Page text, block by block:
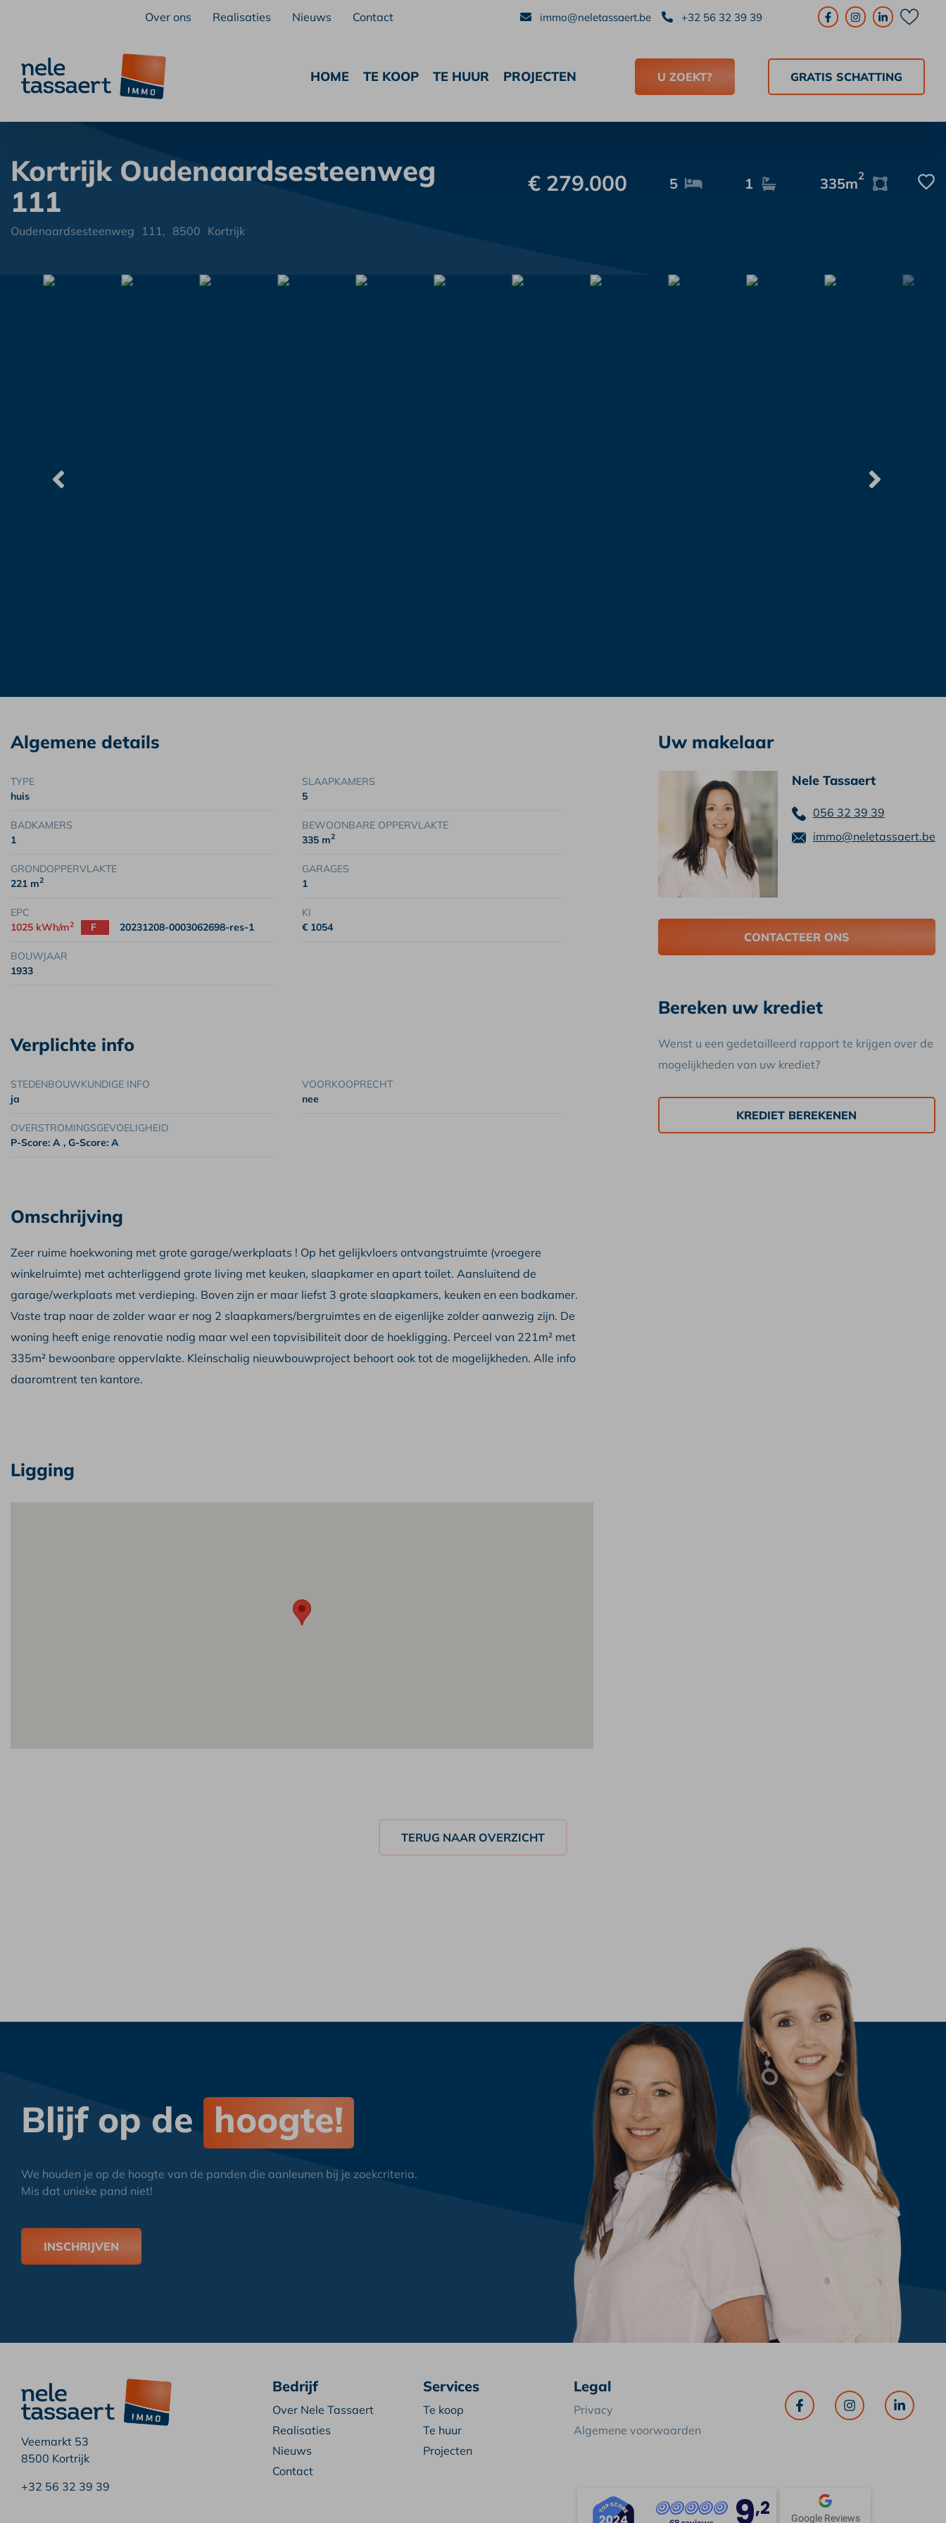
Over ons Realisaties Nieuws Contact immo@neletassaert.be +32 56 32 39 39
HOME TE KOOP TE HUUR PROJECTEN U ZOEKT? GRATIS SCHATTING
Kortrijk Oudenaardsesteenweg
111
Oudenaardsesteenweg 111, 8500 Kortrijk
€ 279.000 5 1 335m2
Algemene details
TYPE
huis
SLAAPKAMERS
5
BADKAMERS
1
BEWOONBARE OPPERVLAKTE
335 m2
GRONDOPPERVLAKTE
221 m2
GARAGES
1
EPC
1025 kWh/m2 F 20231208-0003062698-res-1
KI
€ 1054
BOUWJAAR
1933
Verplichte info
STEDENBOUWKUNDIGE INFO
ja
VOORKOOPRECHT
nee
OVERSTROMINGSGEVOELIGHEID
P-Score: A , G-Score: A
Omschrijving
Zeer ruime hoekwoning met grote garage/werkplaats ! Op het gelijkvloers ontvangstruimte (vroegere
winkelruimte) met achterliggend grote living met keuken, slaapkamer en apart toilet. Aansluitend de
garage/werkplaats met verdieping. Boven zijn er maar liefst 3 grote slaapkamers, keuken en een badkamer.
Vaste trap naar de zolder waar er nog 2 slaapkamers/bergruimtes en de eigenlijke zolder aanwezig zijn. De
woning heeft enige renovatie nodig maar wel een topvisibiliteit door de hoekligging. Perceel van 221m² met
335m² bewoonbare oppervlakte. Kleinschalig nieuwbouwproject behoort ook tot de mogelijkheden. Alle info
daaromtrent ten kantore.
Ligging
Uw makelaar
Nele Tassaert
056 32 39 39
immo@neletassaert.be
CONTACTEER ONS
Bereken uw krediet
Wenst u een gedetailleerd rapport te krijgen over de
mogelijkheden van uw krediet?
KREDIET BEREKENEN
Blijf op de hoogte!
We houden je op de hoogte van de panden die aanleunen bij je zoekcriteria.
Mis dat unieke pand niet!
INSCHRIJVEN
Veemarkt 53
8500 Kortrijk
+32 56 32 39 39
Bedrijf
Over Nele Tassaert
Realisaties
Nieuws
Contact
Services
Te koop
Te huur
Projecten
Legal
Privacy
Algemene voorwaarden
9,2 Google Reviews